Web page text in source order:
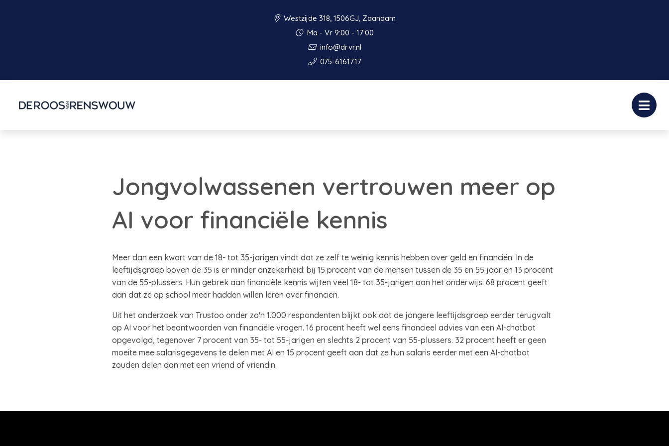
Westzijde 318, 1506GJ, Zaandam
Ma - Vr 9:00 - 17:00
info@drvr.nl
075-6161717
Jongvolwassenen vertrouwen meer op
AI voor financiële kennis
Meer dan een kwart van de 18- tot 35-jarigen vindt dat ze zelf te weinig kennis hebben over geld en financiën. In de
leeftijdsgroep boven de 35 is er minder onzekerheid: bij 15 procent van de mensen tussen de 35 en 55 jaar en 13 procent
van de 55-plussers. Hun gebrek aan financiële kennis wijten veel 18- tot 35-jarigen aan het onderwijs: 68 procent geeft
aan dat ze op school meer hadden willen leren over financiën.
Uit het onderzoek van Trustoo onder zo'n 1.000 respondenten blijkt ook dat de jongere leeftijdsgroep eerder terugvalt
op AI voor het beantwoorden van financiële vragen. 16 procent heeft wel eens financieel advies van een AI-chatbot
opgevolgd, tegenover 7 procent van 35- tot 55-jarigen en slechts 2 procent van 55-plussers. 32 procent heeft er geen
moeite mee salarisgegevens te delen met AI en 15 procent geeft aan dat ze hun salaris eerder met een AI-chatbot
zouden delen dan met een vriend of vriendin.